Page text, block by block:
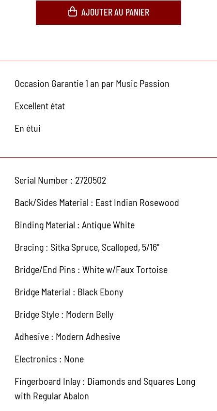
AJOUTER AU PANIER
Occasion Garantie 1 an par Music Passion
Excellent état
En étui
Serial Number : 2720502
Back/Sides Material : East Indian Rosewood
Binding Material : Antique White
Bracing : Sitka Spruce, Scalloped, 5/16"
Bridge/End Pins : White w/Faux Tortoise
Bridge Material : Black Ebony
Bridge Style : Modern Belly
Adhesive : Modern Adhesive
Electronics : None
Fingerboard Inlay : Diamonds and Squares Long
with Regular Abalon